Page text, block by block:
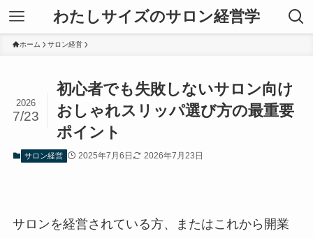
わたしサイズのサロン経営学
ホーム サロン経営
初心者でも失敗しないサロン向け
おしゃれスリッパ選び方の最重要
ポイント
2026
7/23
サロン経営 2025年7月6日 2026年7月23日
サロンを経営されている方、またはこれから開業